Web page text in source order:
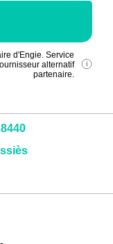
d'Engie. Service
alternatif
partenaire.